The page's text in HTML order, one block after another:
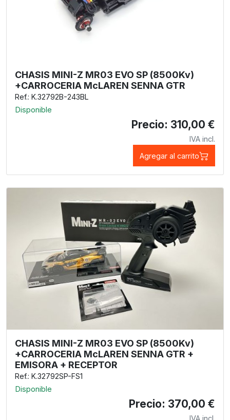
CHASIS MINI-Z MR03 EVO SP (8500Kv)
+CARROCERIA McLAREN SENNA GTR
Ref.: K.32792B-243BL
Disponible
Precio: 310,00 €
IVA incl.
Agregar al carrito
CHASIS MINI-Z MR03 EVO SP (8500Kv)
+CARROCERIA McLAREN SENNA GTR +
EMISORA + RECEPTOR
Ref.: K.32792SP-FS1
Disponible
Precio: 370,00 €